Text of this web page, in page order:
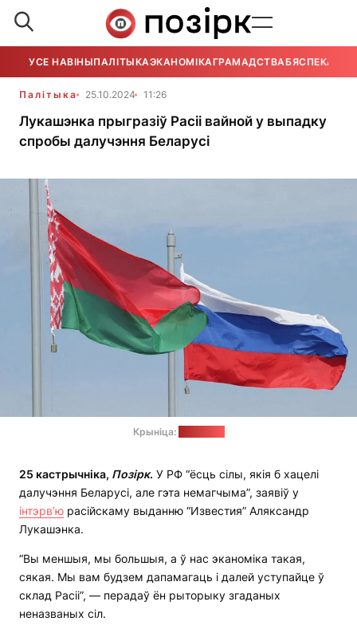
УСЕ НАВІНЫПАЛІТЫКАЭКАНОМІКАГРАМАДСТВАБЯСПЕКА
Палітыка 25.10.2024 11:26
Лукашэнка прыгразіў Расіі вайной у выпадку
спробы далучэння Беларусі
Крыніца:
25 кастрычніка, Позірк. У РФ “ёсць сілы, якія б хацелі
далучэння Беларусі, але гэта немагчыма”, заявіў у
інтэрв’ю расійскаму выданню “Известия” Аляксандр
Лукашэнка.
“Вы меншыя, мы большыя, а ў нас эканоміка такая,
сякая. Мы вам будзем дапамагаць і далей уступайце ў
склад Расіі”, — перадаў ён рыторыку згаданых
неназваных сіл.